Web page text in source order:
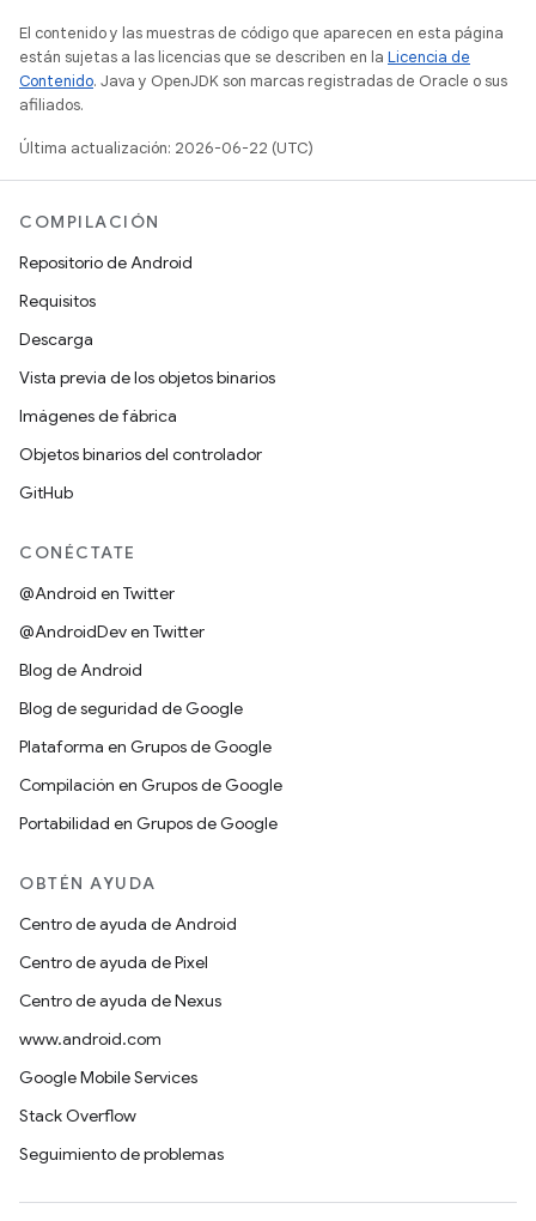
El contenido y las muestras de código que aparecen en esta página
están sujetas a las licencias que se describen en la Licencia de
Contenido. Java y OpenJDK son marcas registradas de Oracle o sus
afiliados.
Última actualización: 2026-06-22 (UTC)
COMPILACIÓN
Repositorio de Android
Requisitos
Descarga
Vista previa de los objetos binarios
Imágenes de fábrica
Objetos binarios del controlador
GitHub
CONÉCTATE
@Android en Twitter
@AndroidDev en Twitter
Blog de Android
Blog de seguridad de Google
Plataforma en Grupos de Google
Compilación en Grupos de Google
Portabilidad en Grupos de Google
OBTÉN AYUDA
Centro de ayuda de Android
Centro de ayuda de Pixel
Centro de ayuda de Nexus
www.android.com
Google Mobile Services
Stack Overflow
Seguimiento de problemas